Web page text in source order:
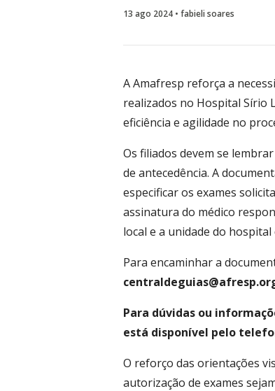
13 ago 2024 • fabieli soares
A Amafresp reforça a
realizados no Hospital Sírio
eficiência e agilidade no
Os filiados devem se
de antecedência. A
especificar os exames
assinatura do médico
local e a unidade do
Para encaminhar a
Para dúvidas ou
está disponível pelo
O reforço das orientações
autorização de exames